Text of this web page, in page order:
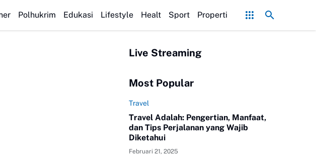
Cara Membuat dan Tips Agar Bumbunya Meresap Sempurna! Ekonomi Bisnis Belajar Apa? Ini
Polhukrim Edukasi Lifestyle Healt Sport Properti
Live Streaming
Most Popular
Travel
Travel Adalah: Pengertian, Manfaat,
dan Tips Perjalanan yang Wajib
Diketahui
Februari 21, 2025